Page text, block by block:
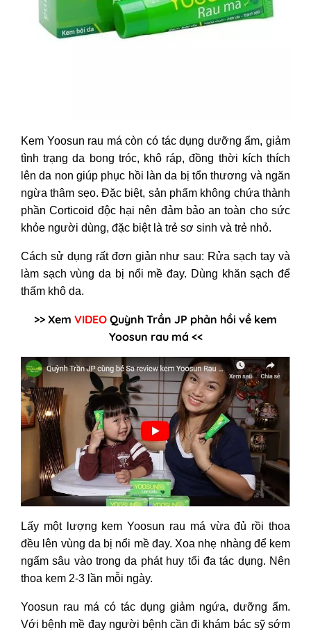
Kem Yoosun rau má còn có tác dụng dưỡng ẩm, giảm
tình trạng da bong tróc, khô ráp, đồng thời kích thích
lên da non giúp phục hồi làn da bị tổn thương và ngăn
ngừa thâm sẹo. Đặc biệt, sản phẩm không chứa thành
phần Corticoid độc hại nên đảm bảo an toàn cho sức
khỏe người dùng, đặc biệt là trẻ sơ sinh và trẻ nhỏ.
Cách sử dụng rất đơn giản như sau: Rửa sạch tay và
làm sạch vùng da bị nổi mề đay. Dùng khăn sạch để
thấm khô da.
>> Xem VIDEO Quỳnh Trần JP phản hồi về kem
Yoosun rau má <<
Lấy một lượng kem Yoosun rau má vừa đủ rồi thoa
đều lên vùng da bị nổi mề đay. Xoa nhẹ nhàng để kem
ngấm sâu vào trong da phát huy tối đa tác dụng. Nên
thoa kem 2-3 lần mỗi ngày.
Yoosun rau má có tác dụng giảm ngứa, dưỡng ẩm.
Với bệnh mề đay người bệnh cần đi khám bác sỹ sớm